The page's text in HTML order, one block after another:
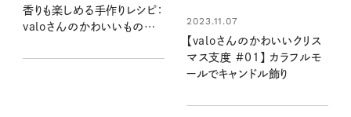
香りも楽しめる手作りレシピ：
valoさんのかわいいもの探
2023.11.07
【valoさんのかわいいクリス
マス支度 #01】 カラフルモ
ールでキャンドル飾り